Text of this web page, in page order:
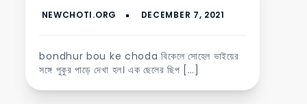
bondhur bou ke choda বিকেলে সোহেল ভাইয়ের
সঙ্গে পুকুর পাড়ে দেখা হল। এক ছেলের ছিপ […]